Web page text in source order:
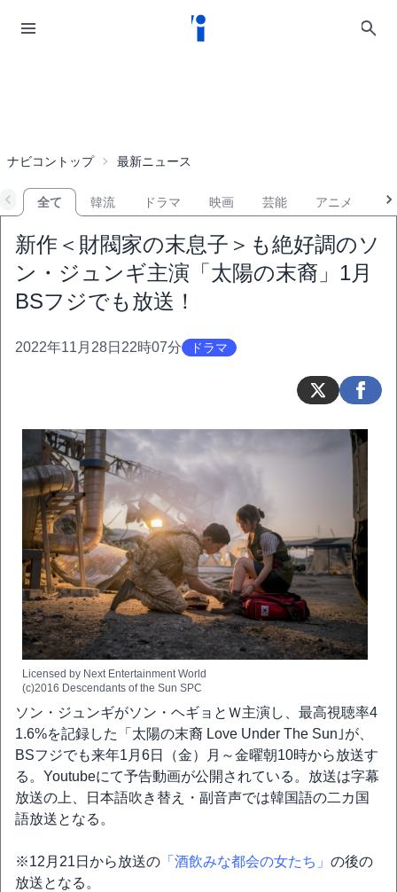
ナビコントップ 最新ニュース
全て 韓流 ドラマ 映画 芸能 アニメ
新作＜財閥家の末息子＞も絶好調のソ
ン・ジュンギ主演「太陽の末裔」1月
BSフジでも放送！
2022年11月28日22時07分 ドラマ
Licensed by Next Entertainment World
(c)2016 Descendants of the Sun SPC
ソン・ジュンギがソン・ヘギョとＷ主演し、最高視聴率4
1.6%を記録した「太陽の末裔 Love Under The Sun｣が、
BSフジでも来年1月6日（金）月～金曜朝10時から放送す
る。Youtubeにて予告動画が公開されている。放送は字幕
放送の上、日本語吹き替え・副音声では韓国語の二カ国
語放送となる。
※12月21日から放送の 「酒飲みな都会の女たち」 の後の
放送となる。